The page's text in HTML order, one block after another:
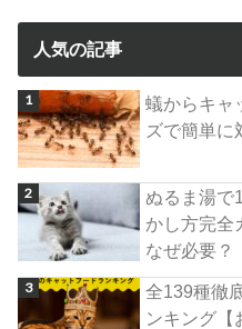
人気の記事
蟻からキャ
ズで簡単に
ぬるま湯で
かし方完全
なぜ必要？
全139種徹
ンキング【